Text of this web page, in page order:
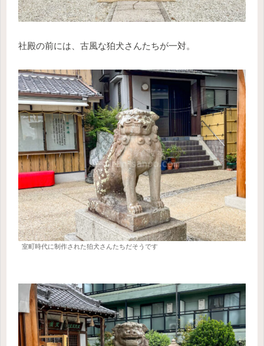
社殿の前には、古風な狛犬さんたちが一対。
室町時代に制作された狛犬さんたちだそうです